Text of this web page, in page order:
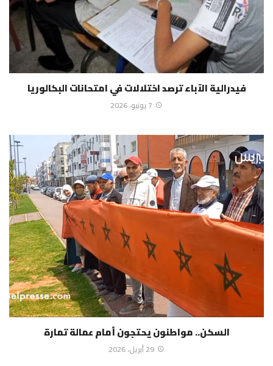
فيدرالية الآباء ترصد اختلالات في امتحانات البكالوريا
7 يونيو، 2026
السكن.. مواطنون يحتجون أمام عمالة تمارة
29 أبريل، 2026